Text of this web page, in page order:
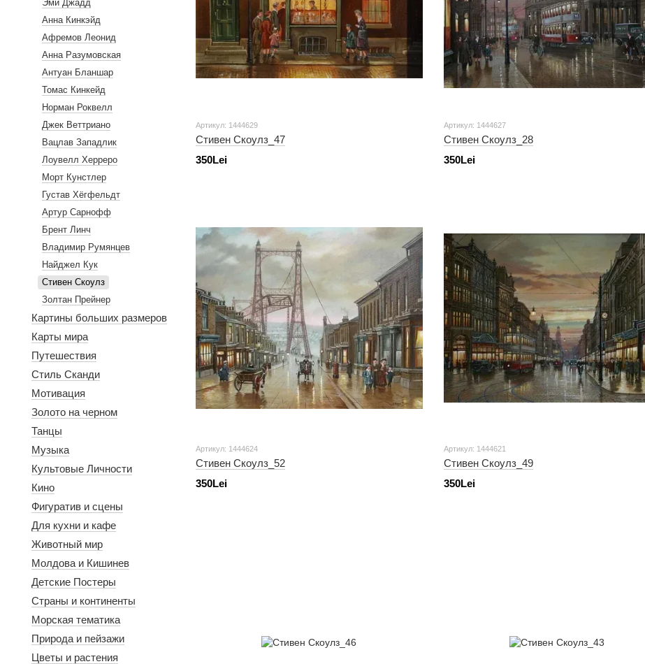
Артикул: 1444629
Стивен Скоулз_47
350Lei
Артикул: 1444627
Стивен Скоулз_28
350Lei
Артикул: 1444624
Стивен Скоулз_52
350Lei
Артикул: 1444621
Стивен Скоулз_49
350Lei
Эми Джадд
Анна Кинкэйд
Афремов Леонид
Анна Разумовская
Антуан Бланшар
Томас Кинкейд
Норман Роквелл
Джек Веттриано
Вацлав Западлик
Лоувелл Херреро
Морт Кунстлер
Густав Хёгфельдт
Артур Сарнофф
Брент Линч
Владимир Румянцев
Найджел Кук
Стивен Скоулз
Золтан Прейнер
Картины больших размеров
Карты мира
Путешествия
Стиль Сканди
Мотивация
Золото на черном
Танцы
Музыка
Культовые Личности
Кино
Фигуратив и сцены
Для кухни и кафе
Животный мир
Молдова и Кишинев
Детские Постеры
Страны и континенты
Морская тематика
Природа и пейзажи
Цветы и растения